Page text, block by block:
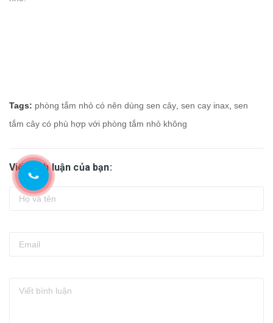
Tags: phòng tắm nhỏ có nên dùng sen cây sen cay inax sen
tắm cây có phù hợp với phòng tắm nhỏ không
Viết bình luận của bạn: